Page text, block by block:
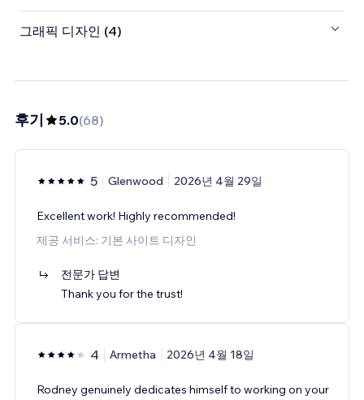
그래픽 디자인 (4)
후기 5.0(68)
5 Glenwood 2026년 4월 29일
Excellent work! Highly recommended!
제공 서비스: 기본 사이트 디자인
전문가 답변
Thank you for the trust!
4 Armetha 2026년 4월 18일
Rodney genuinely dedicates himself to working on your